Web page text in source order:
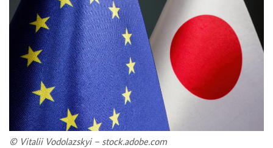
© Vi­ta­lii Vo­do­laz­skyi – stock.adobe.com